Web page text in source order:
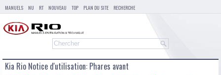
MANUELS NU RT NOUVEAU TOP PLAN DU SITE RECHERCHE
Kia Rio Notice d'utilisation: Phares avant